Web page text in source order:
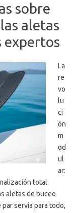
sobre
aletas
expertos
La
re
vo
lu
ci
ón
m
od
ul
ar:
total.
aletas de buceo
par servía para todo,